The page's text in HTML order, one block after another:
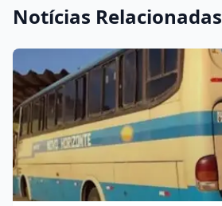
Notícias Relacionadas